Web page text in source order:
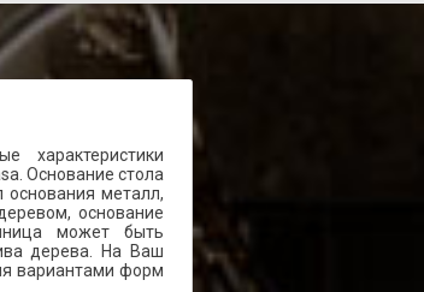
характеристики
Основание стола
металл,
основание
может быть
дерева. На Ваш
вариантами форм